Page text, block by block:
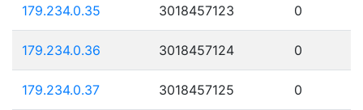
179.234.0.35 3018457123 0
179.234.0.36 3018457124 0
179.234.0.37 3018457125 0